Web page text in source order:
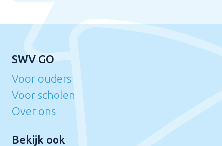
SWV GO
Voor ouders
Voor scholen
Over ons
Bekijk ook